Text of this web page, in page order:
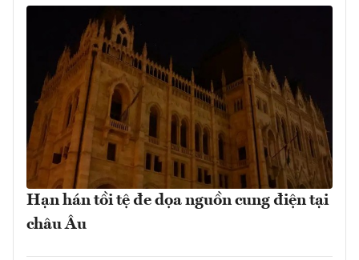
Hạn hán tồi tệ đe dọa nguồn cung điện tại
châu Âu